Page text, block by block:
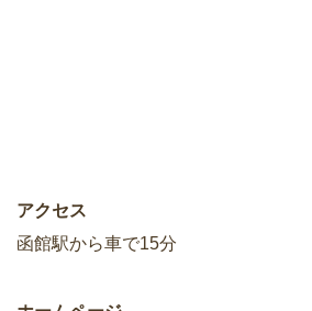
アクセス
函館駅から車で15分